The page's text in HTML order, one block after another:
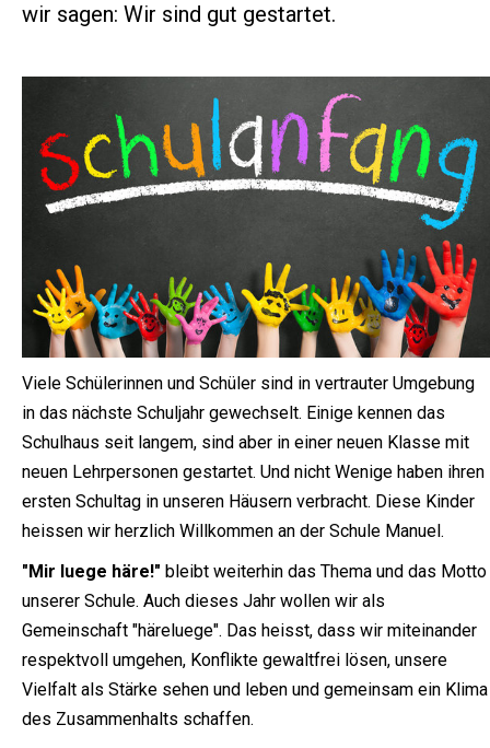
wir sagen: Wir sind gut gestartet.
Viele Schülerinnen und Schüler sind in vertrauter Umgebung
in das nächste Schuljahr gewechselt. Einige kennen das
Schulhaus seit langem, sind aber in einer neuen Klasse mit
neuen Lehrpersonen gestartet. Und nicht Wenige haben ihren
ersten Schultag in unseren Häusern verbracht. Diese Kinder
heissen wir herzlich Willkommen an der Schule Manuel.
"Mir luege häre!" bleibt weiterhin das Thema und das Motto
unserer Schule. Auch dieses Jahr wollen wir als
Gemeinschaft "häreluege". Das heisst, dass wir miteinander
respektvoll umgehen, Konflikte gewaltfrei lösen, unsere
Vielfalt als Stärke sehen und leben und gemeinsam ein Klima
des Zusammenhalts schaffen.